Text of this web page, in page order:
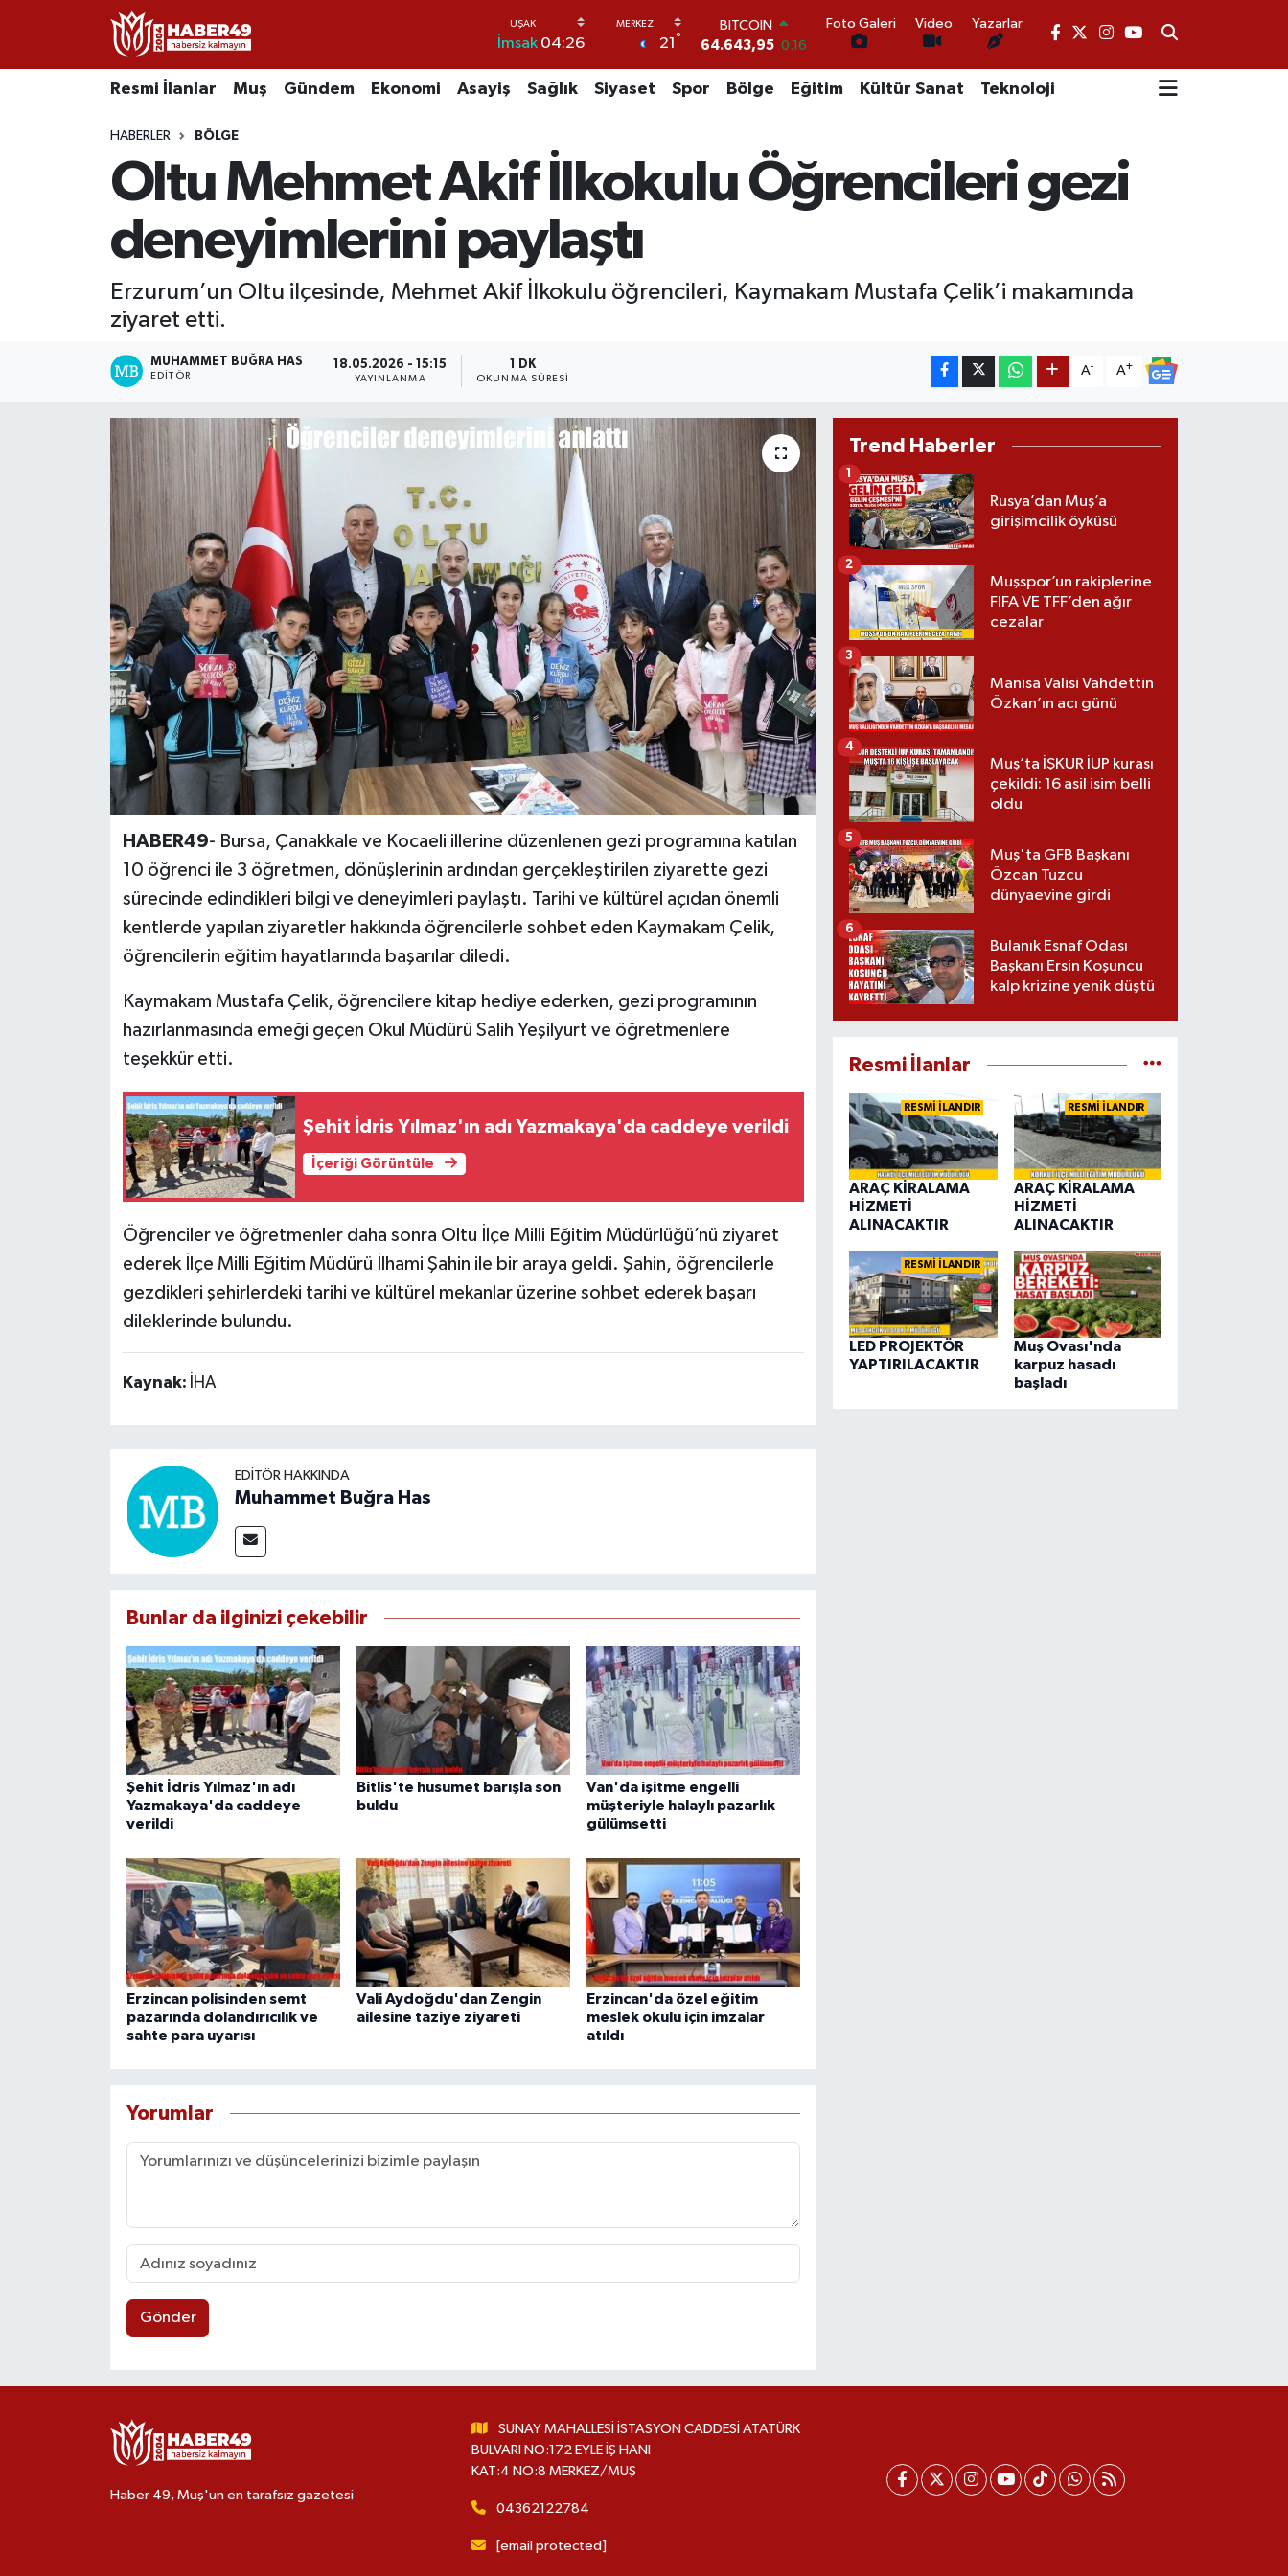
İmsak 04:26 21 °
BITCOIN
64.643,95 0.16
47,6704
64,2143 0
GRAM ALTIN
6500.87 0.12
Foto Galeri Video Yazarlar
Resmi İlanlar Muş Gündem Ekonomi Asayiş Sağlık Siyaset Spor Bölge Eğitim Kültür Sanat Teknoloji
HABERLER BÖLGE
Oltu Mehmet Akif İlkokulu Öğrencileri gezi
deneyimlerini paylaştı
Erzurum’un Oltu ilçesinde, Mehmet Akif İlkokulu öğrencileri, Kaymakam Mustafa Çelik’i makamında
ziyaret etti.
MUHAMMET BUĞRA HAS
EDITÖR
18.05.2026 - 15:15
YAYINLANMA
1 DK
OKUNMA SÜRESI
A- A+
HABER49- Bursa, Çanakkale ve Kocaeli illerine düzenlenen gezi programına katılan
10 öğrenci ile 3 öğretmen, dönüşlerinin ardından gerçekleştirilen ziyarette gezi
sürecinde edindikleri bilgi ve deneyimleri paylaştı. Tarihi ve kültürel açıdan önemli
kentlerde yapılan ziyaretler hakkında öğrencilerle sohbet eden Kaymakam Çelik,
öğrencilerin eğitim hayatlarında başarılar diledi.
Kaymakam Mustafa Çelik, öğrencilere kitap hediye ederken, gezi programının
hazırlanmasında emeği geçen Okul Müdürü Salih Yeşilyurt ve öğretmenlere
teşekkür etti.
Şehit İdris Yılmaz'ın adı Yazmakaya'da caddeye verildi
İçeriği Görüntüle
Öğrenciler ve öğretmenler daha sonra Oltu İlçe Milli Eğitim Müdürlüğü’nü ziyaret
ederek İlçe Milli Eğitim Müdürü İlhami Şahin ile bir araya geldi. Şahin, öğrencilerle
gezdikleri şehirlerdeki tarihi ve kültürel mekanlar üzerine sohbet ederek başarı
dileklerinde bulundu.
Kaynak: İHA
EDITÖR HAKKINDA
Muhammet Buğra Has
Bunlar da ilginizi çekebilir
Şehit İdris Yılmaz'ın adı
Yazmakaya'da caddeye
verildi
Bitlis'te husumet barışla son
buldu
Van'da işitme engelli
müşteriyle halaylı pazarlık
gülümsetti
Erzincan polisinden semt
pazarında dolandırıcılık ve
sahte para uyarısı
Vali Aydoğdu'dan Zengin
ailesine taziye ziyareti
Erzincan'da özel eğitim
meslek okulu için imzalar
atıldı
Yorumlar
Gönder
Trend Haberler
Rusya’dan Muş’a
girişimcilik öyküsü
1
Muşspor’un rakiplerine
FIFA VE TFF’den ağır
cezalar
2
Manisa Valisi Vahdettin
Özkan’ın acı günü
3
Muş’ta İŞKUR İUP kurası
çekildi: 16 asil isim belli
oldu
4
Muş'ta GFB Başkanı
Özcan Tuzcu
dünyaevine girdi
5
Bulanık Esnaf Odası
Başkanı Ersin Koşuncu
kalp krizine yenik düştü
6
Resmi İlanlar
RESMİ İLANDIR
ARAÇ KİRALAMA
HİZMETİ
ALINACAKTIR
RESMİ İLANDIR
ARAÇ KİRALAMA
HİZMETİ
ALINACAKTIR
RESMİ İLANDIR
LED PROJEKTÖR
YAPTIRILACAKTIR
Muş Ovası'nda
karpuz hasadı
başladı
Haber 49, Muş'un en tarafsız gazetesi
SUNAY MAHALLESİ İSTASYON CADDESİ ATATÜRK
BULVARI NO:172 EYLE İŞ HANI
KAT:4 NO:8 MERKEZ/MUŞ
04362122784
[email protected]
Resmi İlanlar
Gündem
Teknoloji
Kültür Sanat
Hasköy
Bulanık
Malazgirt
Uşak Nöbetçi Eczaneler
Uşak Namaz Vakitleri
Uşak Trafik Yoğunluk Haritası
TFF 2.Lig Kırmızı Grup Puan Durumu ve Fikstür
Tüm Manşetler
Son Dakika Haberleri
Haber Arşivi